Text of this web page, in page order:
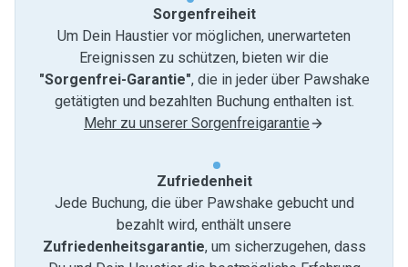
Sorgenfreiheit
Um Dein Haustier vor möglichen, unerwarteten
Ereignissen zu schützen, bieten wir die
"Sorgenfrei-Garantie", die in jeder über Pawshake
getätigten und bezahlten Buchung enthalten ist.
Mehr zu unserer Sorgenfreigarantie
Zufriedenheit
Jede Buchung, die über Pawshake gebucht und
bezahlt wird, enthält unsere
Zufriedenheitsgarantie, um sicherzugehen, dass